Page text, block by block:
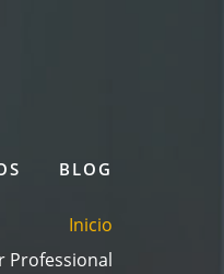
BLOG
Inicio
Professional